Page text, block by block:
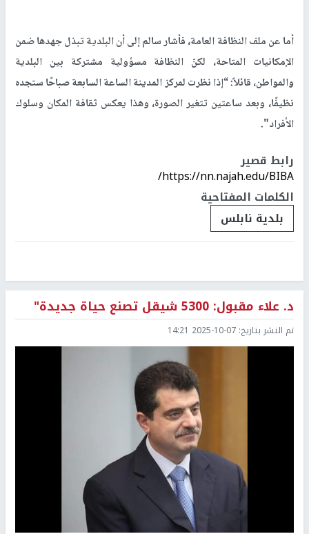
أما عن ملف النظافة العامة، فأشار سالم إلى أن البلدية تبذل جهدها ضمن
الإمكانيات المتاحة، لكنّ النظافة مسؤولية مشتركة بين البلدية
والمواطن، قائلاً: “إذا نظرت لمركز المدينة الساعة السابعة صباحًا ستجده
نظيفًا، وبعد ساعتين تتغير الصورة، وهذا يعكس ثقافة المكان وسلوك
الأفراد".
رابط قصير
https://nn.najah.edu/BIBA/
الكلمات المفتاحية
بلدية نابلس
د. علاء مقبول: 5300 شيقل تصنع حياة جديدة"
تم النشر بتاريخ: 2025-10-07 14:21